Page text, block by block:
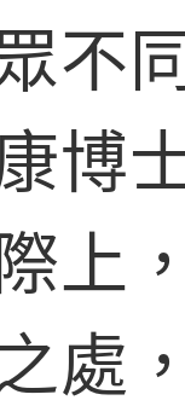
不
博
上
處